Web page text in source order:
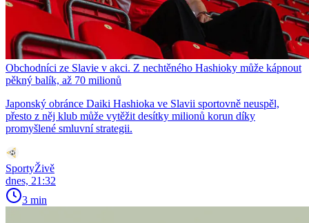
Obchodníci ze Slavie v akci. Z nechtěného Hashioky může kápnout
pěkný balík, až 70 milionů
Japonský obránce Daiki Hashioka ve Slavii sportovně neuspěl,
přesto z něj klub může vytěžit desítky milionů korun díky
promyšlené smluvní strategii.
SportyŽivě
dnes, 21:32
3 min